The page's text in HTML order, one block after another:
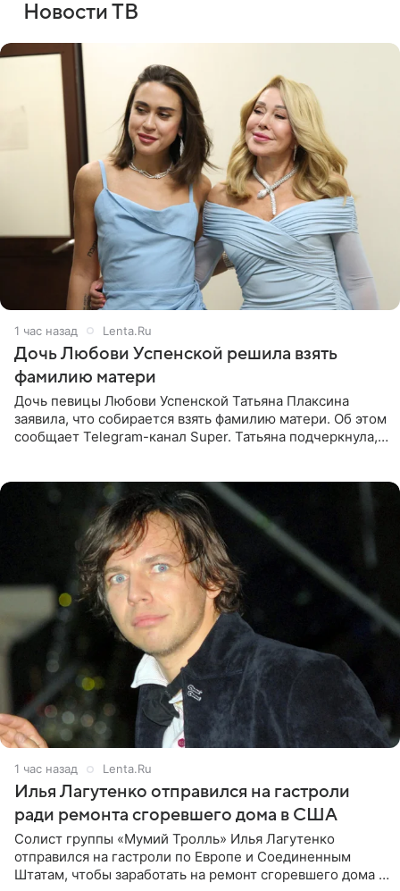
Новости ТВ
1 час назад Lenta.Ru
Дочь Любови Успенской решила взять
фамилию матери
Дочь певицы Любови Успенской Татьяна Плаксина
заявила, что собирается взять фамилию матери. Об этом
сообщает Telegram-канал Super. Татьяна подчеркнула,
1 час назад Lenta.Ru
Илья Лагутенко отправился на гастроли
ради ремонта сгоревшего дома в США
Солист группы «Мумий Тролль» Илья Лагутенко
отправился на гастроли по Европе и Соединенным
Штатам, чтобы заработать на ремонт сгоревшего дома в